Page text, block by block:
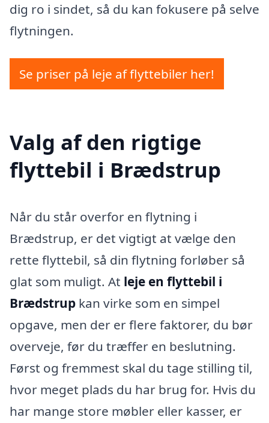
dig ro i sindet, så du kan fokusere på selve
flytningen.
Se priser på leje af flyttebiler her!
Valg af den rigtige
flyttebil i Brædstrup
Når du står overfor en flytning i
Brædstrup, er det vigtigt at vælge den
rette flyttebil, så din flytning forløber så
glat som muligt. At leje en flyttebil i
Brædstrup kan virke som en simpel
opgave, men der er flere faktorer, du bør
overveje, før du træffer en beslutning.
Først og fremmest skal du tage stilling til,
hvor meget plads du har brug for. Hvis du
har mange store møbler eller kasser, er